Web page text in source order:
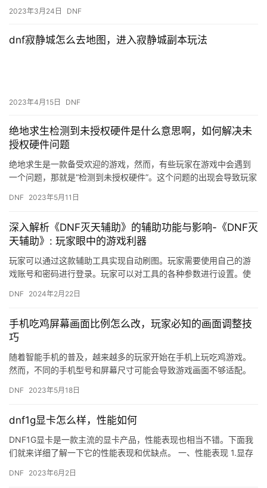
2023年3月24日 DNF
dnf寂静城怎么去地图，进入寂静城副本玩法
2023年4月15日 DNF
绝地求生检测到未授权硬件是什么意思啊，如何解决未
授权硬件问题
绝地求生是一款备受欢迎的游戏，然而，有些玩家在游戏中会遇到
一个问题，那就是“检测到未授权硬件”。这个问题的出现会导致玩家
如…
DNF 2023年5月11日
深入解析《DNF灭天辅助》的辅助功能与影响-《DNF灭
天辅助》: 玩家眼中的游戏利器
玩家可以通过这款辅助工具实现自动刷图。玩家需要使用自己的游
戏账号和密码进行登录。玩家可以对工具的各种参数进行设置。使
DNF 2024年2月22日
手机吃鸡屏幕画面比例怎么改，玩家必知的画面调整技
巧
随着智能手机的普及，越来越多的玩家开始在手机上玩吃鸡游戏。
然而，不同的手机型号和屏幕尺寸可能会导致游戏画面不够适配。
的问题…
DNF 2023年5月18日
dnf1g显卡怎么样，性能如何
DNF1G显卡是一款主流的显卡产品，性能表现也相当不错。下面我
们就来详细了解一下它的性能表现和优缺点。 一、性能表现 1.显存
DNF 2023年6月2日